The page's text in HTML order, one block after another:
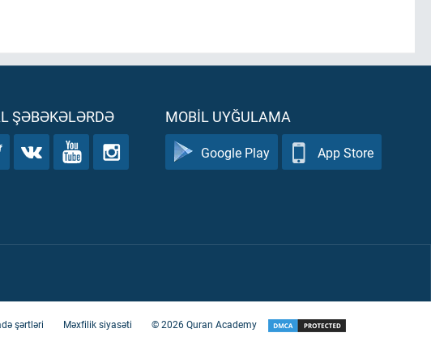
ŞƏBƏKƏLƏRDƏ MOBIL UYĞULAMA
Google Play App Store
şərtləri Məxfilik siyasəti ©2026Quran Academy